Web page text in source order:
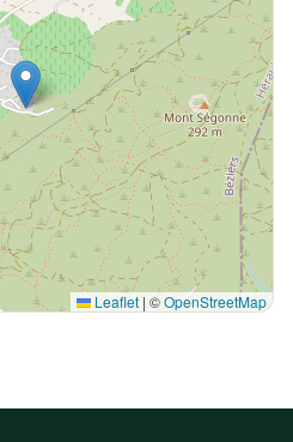
Leaflet | ©OpenStreetMap